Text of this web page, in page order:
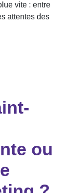
vite : entre
attentes des
ou